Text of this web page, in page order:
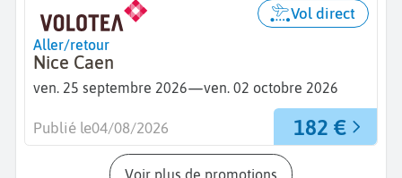
Aller/retour
Nice Caen
ven. 25 septembre 2026—ven. 02 octobre 2026
Vol direct
182 €
Publié le04/08/2026
Voir plus de promotions